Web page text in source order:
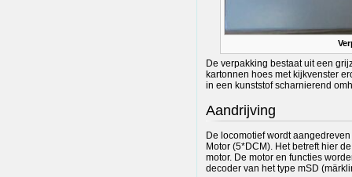
De verpakking bestaat uit een
kartonnen hoes met kijkvenster
in een kunststof scharnierend
Aandrijving
De locomotief wordt
Motor (5*DCM). Het betreft hier
motor. De motor en functies
decoder van het type mSD